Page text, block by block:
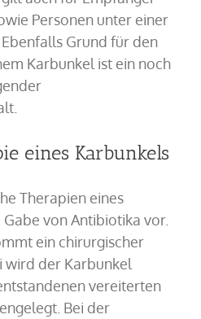
Personen unter einer
Grund für den
Karbunkel ist ein noch
eines Karbunkels
Therapien eines
von Antibiotika vor.
ein chirurgischer
wird der Karbunkel
vereiterten
Bei der